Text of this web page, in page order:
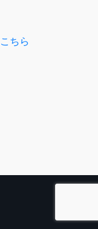
こちら